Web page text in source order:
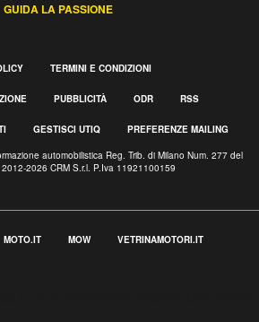
GUIDA LA PASSIONE
TERMINI E CONDIZIONI
PUBBLICITÀ ODR RSS
GESTISCI UTIQ PREFERENZE MAILING
automobilistica Reg. Trib. di Milano Num. 277 del
2026 CRM S.r.l. P.Iva 11921100159
MOTO.IT MOW VETRINAMOTORI.IT